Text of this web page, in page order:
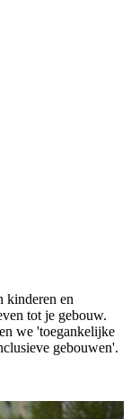
kinderen en
tot je gebouw.
we 'toegankelijke
gebouwen'.